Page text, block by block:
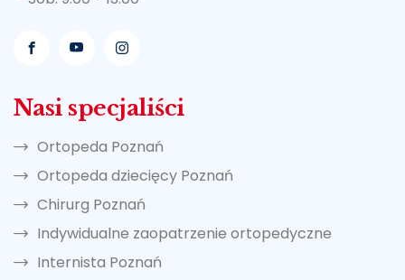
Nasi specjaliści
Ortopeda Poznań
Ortopeda dziecięcy Poznań
Chirurg Poznań
Indywidualne zaopatrzenie ortopedyczne
Internista Poznań